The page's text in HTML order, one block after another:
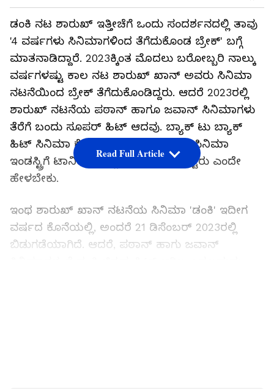
ಡಂಕಿ ನಟ ಶಾರುಖ್ ಇತ್ತೀಚೆಗೆ ಒಂದು ಸಂದರ್ಶನದಲ್ಲಿ ತಾವು
'4 ವರ್ಷಗಳು ಸಿನಿಮಾಗಳಿಂದ ತೆಗೆದುಕೊಂಡ ಬ್ರೇಕ್' ಬಗ್ಗೆ
ಮಾತನಾಡಿದ್ದಾರೆ. 2023ಕ್ಕಿಂತ ಮೊದಲು ಬರೋಬ್ಬರಿ ನಾಲ್ಕು
ವರ್ಷಗಳಷ್ಟು ಕಾಲ ನಟ ಶಾರುಖ್ ಖಾನ್ ಅವರು ಸಿನಿಮಾ
ನಟನೆಯಿಂದ ಬ್ರೇಕ್ ತೆಗೆದುಕೊಂಡಿದ್ದರು. ಆದರೆ 2023ರಲ್ಲಿ
ಶಾರುಖ್ ನಟನೆಯ ಪಠಾನ್ ಹಾಗೂ ಜವಾನ್ ಸಿನಿಮಾಗಳು
ತೆರೆಗೆ ಬಂದು ಸೂಪರ್ ಹಿಟ್ ಆದವು. ಬ್ಯಾಕ್ ಟು ಬ್ಯಾಕ್
ಹಿಟ್ ಸಿನಿಮಾ ಕೊಟ್ಟ ಶಾರುಖ್ ಬಾಲಿವುಡ್ ಸಿನಿಮಾ
ಇಂಡಸ್ಟ್ರಿಗೆ ಟಾನಿಕ್ ಕೊಟ್ಟು ಮರುಜೀವ ಕೊಟ್ಟರು ಎಂದೇ
ಹೇಳಬೇಕು.
ಇಂಥ ಶಾರುಖ್ ಖಾನ್ ನಟನೆಯ ಸಿನಿಮಾ 'ಡಂಕಿ' ಇದೀಗ
ವರ್ಷದ ಕೊನೆಯಲ್ಲಿ, ಅಂದರೆ 21 ಡಿಸೆಂಬರ್ 2023ರಲ್ಲಿ
ಬಿಡುಗಡೆಯಾಗಿದೆ. ಆದರೆ, ಪಠಾನ್ ಹಾಗು ಜವಾನ್
Read Full Article